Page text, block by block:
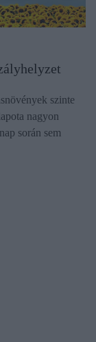
szinte
nagyon
során sem